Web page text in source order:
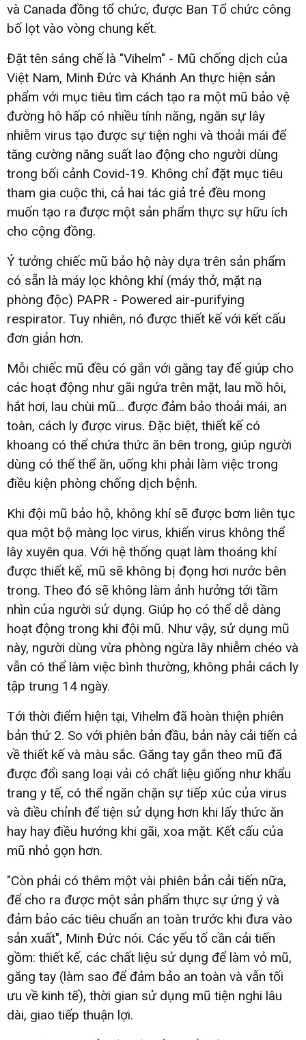
và Canada đồng tổ chức, được Ban Tổ chức công
bố lọt vào vòng chung kết.
Đặt tên sáng chế là "Vihelm" - Mũ chống dịch của
Việt Nam, Minh Đức và Khánh An thực hiện sản
phẩm với mục tiêu tìm cách tạo ra một mũ bảo vệ
đường hô hấp có nhiều tính năng, ngăn sự lây
nhiễm virus tạo được sự tiện nghi và thoải mái để
tăng cường năng suất lao động cho người dùng
trong bối cảnh Covid-19. Không chỉ đặt mục tiêu
tham gia cuộc thi, cả hai tác giả trẻ đều mong
muốn tạo ra được một sản phẩm thực sự hữu ích
cho cộng đồng.
Ý tưởng chiếc mũ bảo hộ này dựa trên sản phẩm
có sẵn là máy lọc không khí (máy thở, mặt nạ
phòng độc) PAPR - Powered air-purifying
respirator. Tuy nhiên, nó được thiết kế với kết cấu
đơn giản hơn.
Mỗi chiếc mũ đều có gắn với găng tay để giúp cho
các hoạt động như gãi ngứa trên mặt, lau mồ hôi,
hắt hơi, lau chùi mũ... được đảm bảo thoải mái, an
toàn, cách ly được virus. Đặc biệt, thiết kế có
khoang có thể chứa thức ăn bên trong, giúp người
dùng có thể thể ăn, uống khi phải làm việc trong
điều kiện phòng chống dịch bệnh.
Khi đội mũ bảo hộ, không khí sẽ được bơm liên tục
qua một bộ màng lọc virus, khiến virus không thể
lây xuyên qua. Với hệ thống quạt làm thoáng khí
được thiết kế, mũ sẽ không bị đọng hơi nước bên
trong. Theo đó sẽ không làm ảnh hưởng tới tầm
nhìn của người sử dụng. Giúp họ có thể dễ dàng
hoạt động trong khi đội mũ. Như vậy, sử dụng mũ
này, người dùng vừa phòng ngừa lây nhiễm chéo và
vẫn có thể làm việc bình thường, không phải cách ly
tập trung 14 ngày.
Tới thời điểm hiện tại, Vihelm đã hoàn thiện phiên
bản thứ 2. So với phiên bản đầu, bản này cải tiến cả
về thiết kế và màu sắc. Găng tay gắn theo mũ đã
được đổi sang loại vải có chất liệu giống như khẩu
trang y tế, có thể ngăn chặn sự tiếp xúc của virus
và điều chỉnh để tiện sử dụng hơn khi lấy thức ăn
hay hay điều hướng khi gãi, xoa mặt. Kết cấu của
mũ nhỏ gọn hơn.
"Còn phải có thêm một vài phiên bản cải tiến nữa,
để cho ra được một sản phẩm thực sự ứng ý và
đảm bảo các tiêu chuẩn an toàn trước khi đưa vào
sản xuất", Minh Đức nói. Các yếu tố cần cải tiến
gồm: thiết kế, các chất liệu sử dụng để làm vỏ mũ,
găng tay (làm sao để đảm bảo an toàn và vẫn tối
ưu về kinh tế), thời gian sử dụng mũ tiện nghi lâu
dài, giao tiếp thuận lợi.